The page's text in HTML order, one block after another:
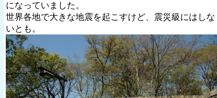
になっていました。
世界各地で大きな地震を起こすけど、震災級にはしな
いとも。